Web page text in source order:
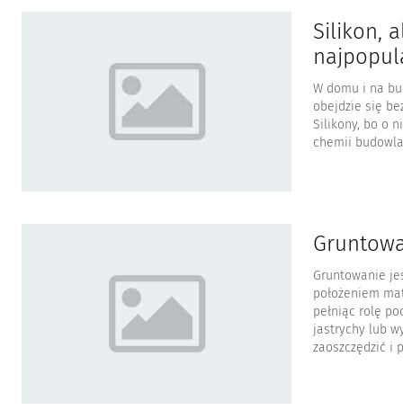
Silikon,
W domu i na
obejdzie się
Silikony, bo o
chemii
Gruntowanie
położeniem
pełniąc rolę
jastrychy lub
zaoszczędzić i